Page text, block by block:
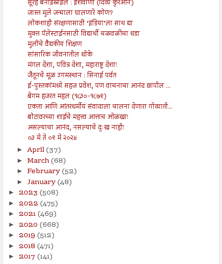
सूरह बनीइस्राईल : ईशवाणी (दिव्य कुरआन)
जास्त मुले जन्माला घालणारे कोण?
लोकशाही संरक्षणासाठी ‘इंडिया’ला साथ द्या
मुक्त पॅलेस्टाईनसाठी विद्यार्थी चळवळीचा धडा
मुलींचे वैद्यकीय शिक्षण
सांसारिक जीवनातील धोके
मंगल देशा, पवित्र देशा, महाराष्ट्र देशा!
जैतूनचे मूळ उगमस्थान : सिनाई पर्वत
ई-पुस्तकांमध्ये सहज प्रवेश, पण वाचनाचा आनंद छापील ...
बेगम हजरत महल (१८३०-१८७९)
एकता आणि आंतरधर्मीय संवादाला चालना देणारा गोव्याती...
बोटावरच्या शाईचे महत्त्व आत्ताच ओळखा!
असल्याचा आनंद, नसल्याचे दुःख नाही!
०३ मे ते ०९ मे २०२४
► April(37)
► March(68)
► February(52)
► January(48)
► 2023 (508)
► 2022 (475)
► 2021(469)
► 2020 (668)
► 2019 (512)
► 2018 (471)
► 2017 (141)